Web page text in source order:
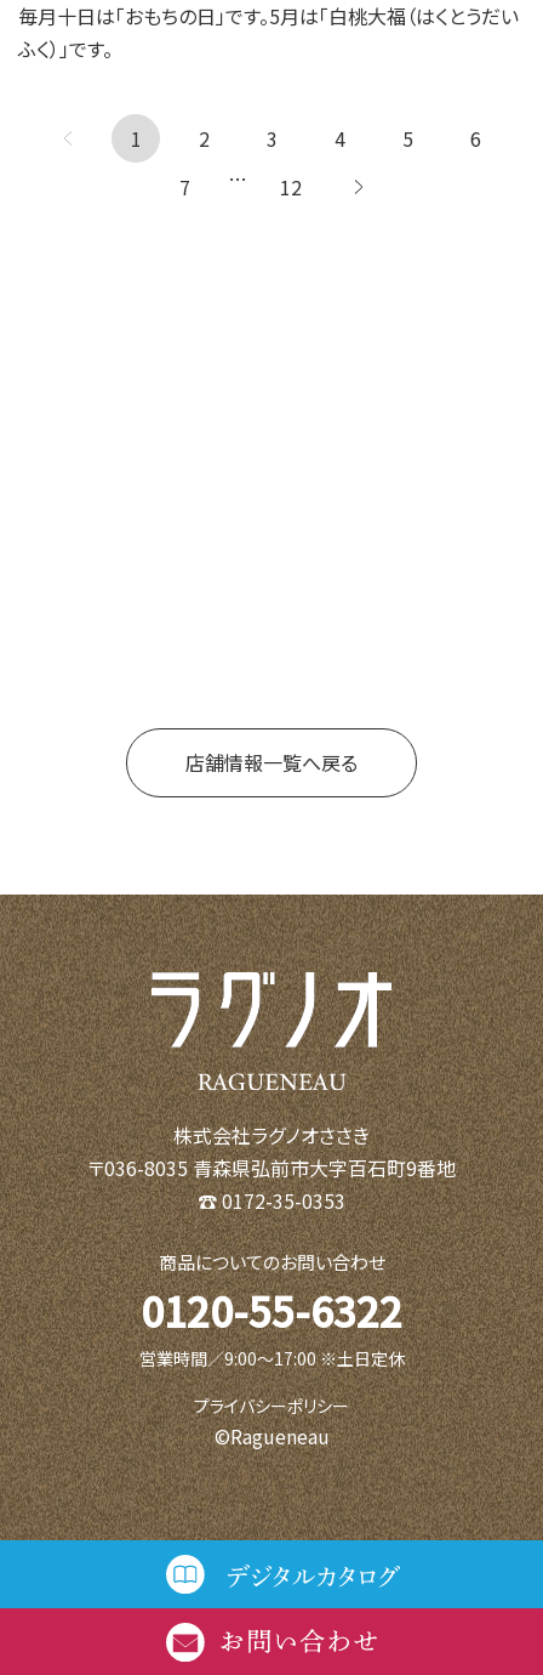
毎月十日は「おもちの日」です。5月は「白桃大福（はくとうだい
ふく）」です。
← 前へ
1 2 3 4 5
6
7
… 12
店舗情報一覧へ戻る
株式会社ラグノオささき
〒036-8035 青森県弘前市大字百石町9番地
☎ 0172-35-0353
商品についてのお問い合わせ
0120-55-6322
営業時間／9:00〜17:00 ※土日定休
プライバシーポリシー
©Ragueneau